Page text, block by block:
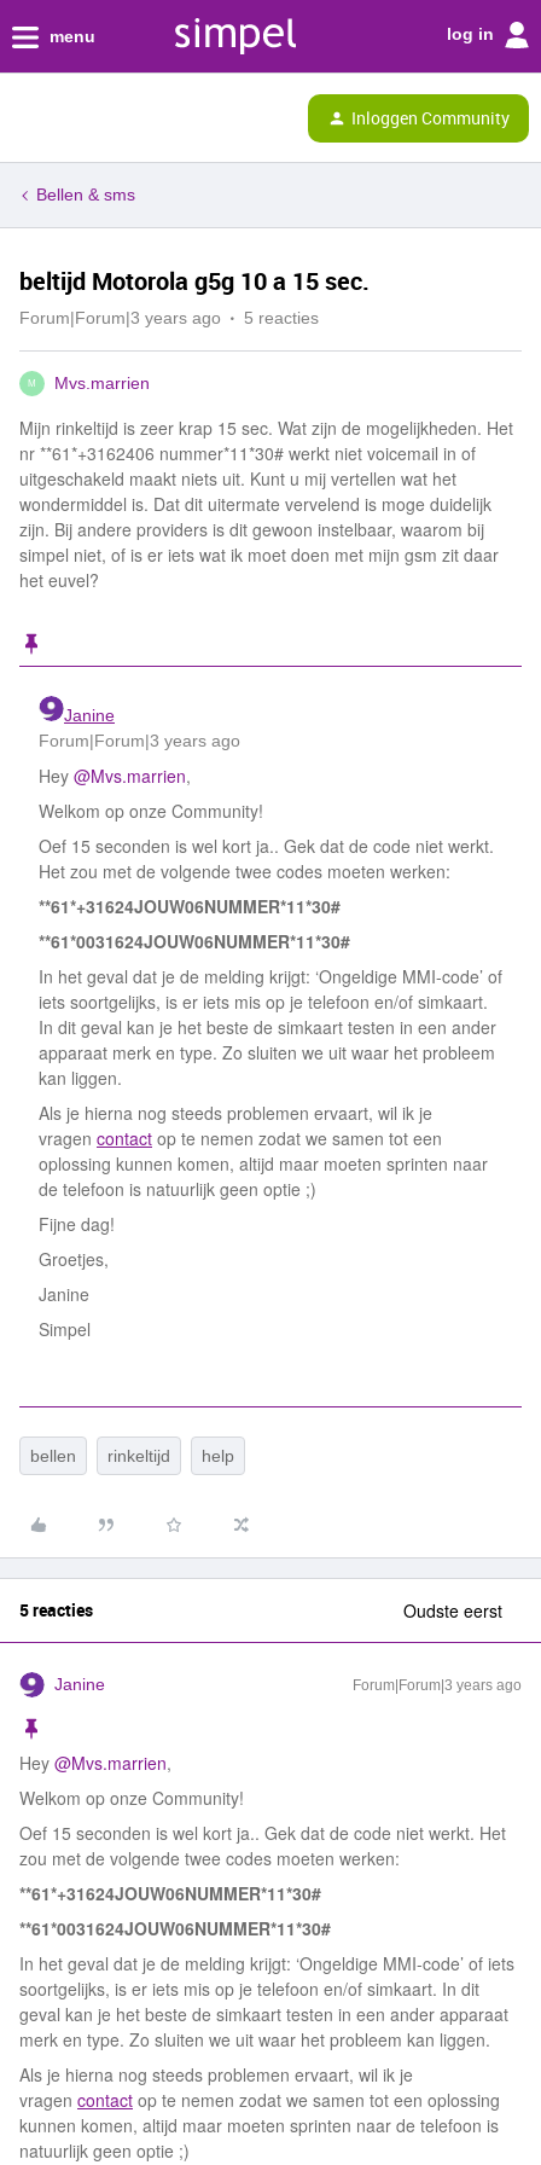
menu log in
Inloggen Community
Bellen & sms
beltijd Motorola g5g 10 a 15 sec.
Forum|Forum|3 years ago 5 reacties
M Mvs.marrien
Mijn rinkeltijd is zeer krap 15 sec. Wat zijn de mogelijkheden. Het
nr **61*+3162406 nummer*11*30# werkt niet voicemail in of
uitgeschakeld maakt niets uit. Kunt u mij vertellen wat het
wondermiddel is. Dat dit uitermate vervelend is moge duidelijk
zijn. Bij andere providers is dit gewoon instelbaar, waarom bij
simpel niet, of is er iets wat ik moet doen met mijn gsm zit daar
het euvel?
Janine
Forum|Forum|3 years ago
Hey @Mvs.marrien,
Welkom op onze Community!
Oef 15 seconden is wel kort ja.. Gek dat de code niet werkt.
Het zou met de volgende twee codes moeten werken:
**61*+31624JOUW06NUMMER*11*30#
**61*0031624JOUW06NUMMER*11*30#
In het geval dat je de melding krijgt: ‘Ongeldige MMI-code’ of
iets soortgelijks, is er iets mis op je telefoon en/of simkaart.
In dit geval kan je het beste de simkaart testen in een ander
apparaat merk en type. Zo sluiten we uit waar het probleem
kan liggen.
Als je hierna nog steeds problemen ervaart, wil ik je
vragen contact op te nemen zodat we samen tot een
oplossing kunnen komen, altijd maar moeten sprinten naar
de telefoon is natuurlijk geen optie ;)
Fijne dag!
Groetjes,
Janine
Simpel
bellen rinkeltijd help
5 reacties Oudste eerst
Janine Forum|Forum|3 years ago
Hey @Mvs.marrien,
Welkom op onze Community!
Oef 15 seconden is wel kort ja.. Gek dat de code niet werkt. Het
zou met de volgende twee codes moeten werken:
**61*+31624JOUW06NUMMER*11*30#
**61*0031624JOUW06NUMMER*11*30#
In het geval dat je de melding krijgt: ‘Ongeldige MMI-code’ of iets
soortgelijks, is er iets mis op je telefoon en/of simkaart. In dit
geval kan je het beste de simkaart testen in een ander apparaat
merk en type. Zo sluiten we uit waar het probleem kan liggen.
Als je hierna nog steeds problemen ervaart, wil ik je
vragen contact op te nemen zodat we samen tot een oplossing
kunnen komen, altijd maar moeten sprinten naar de telefoon is
natuurlijk geen optie ;)